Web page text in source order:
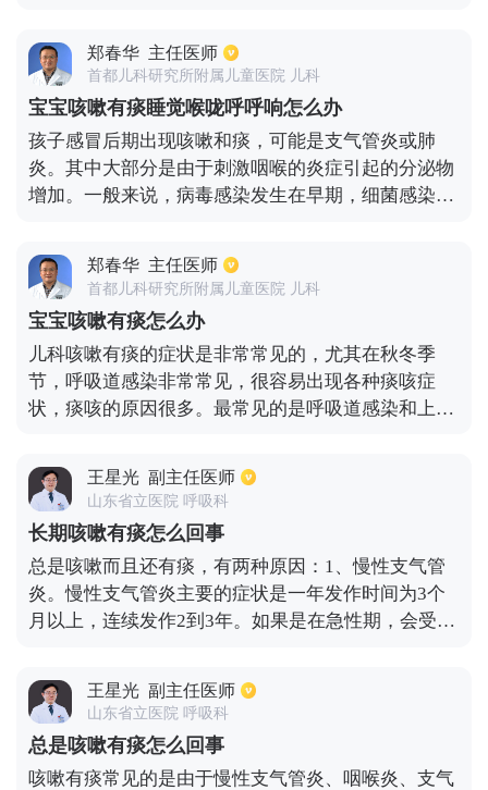
依据相关的实验室检查和影像学检查来进行选用，同
时也要注意病情的变化和治疗效果，随时调整药物治
疗。
况，在使用静脉点滴抗生素的同时，还可以添加头孢
曲松钠或头孢哌酮，做消炎治疗。在治疗的阶段，还
可以结合化痰止咳类药物，比如牛黄蛇胆川贝液或肺
力咳合剂治疗。一般3~5天即可好转。
郑春华 主任医师
首都儿科研究所附属儿童医院 儿科
宝宝咳嗽有痰睡觉喉咙呼呼响怎么办
孩子感冒后期出现咳嗽和痰，可能是支气管炎或肺
炎。其中大部分是由于刺激咽喉的炎症引起的分泌物
增加。一般来说，病毒感染发生在早期，细菌感染发
部，同时保持呼吸道通畅。口服肺力咳合剂和氨溴索
糖浆，配合光疗或电疗，可促进肺部分泌物的吸收和
排出，严重时可雾化吸入同时加入抗病毒和抗感染，
同时进行治疗。你也可以煮一些川贝母和雪梨水。三
到五天左右，情况会慢慢好转。同时，要注意饮食，
不要吃生的、冷的、辣的、太甜的食物。
郑春华 主任医师
首都儿科研究所附属儿童医院 儿科
宝宝咳嗽有痰怎么办
儿科咳嗽有痰的症状是非常常见的，尤其在秋冬季
节，呼吸道感染非常常见，很容易出现各种痰咳症
状，痰咳的原因很多。最常见的是呼吸道感染和上呼
炎等。如果有不适当的饮食或消化道症状，类似的症
状也有可能会发生。如果出现咳嗽和痰的症状，首
先，保持大便通畅，以避免胃肠道症状。注意清淡饮
食，少吃太甜太咸的食物。这种食物可能导致痰的产
生和出现咳嗽的表现。如果有咳嗽和痰，你可以服用
一些镇咳和祛痰药物。儿童祛痰止咳颗粒或氨溴索口
服液是常用药物。同时，你应该注意是否有其他症
果有支气管炎或肺炎，你需要口服抗生素进行治疗。
然而，如果有明显的肺炎，口服药物治疗可能无法控
制它。也有必要考虑输液治疗，使儿童可以翻身，拍
背排痰，以避免坚持和难以出院。
王星光 副主任医师
山东省立医院 呼吸科
长期咳嗽有痰怎么回事
总是咳嗽而且还有痰，有两种原因：1、慢性支气管
炎。慢性支气管炎主要的症状是一年发作时间为3个
月以上，连续发作2到3年。如果是在急性期，会受到
方式，选择合适敏感的抗生素治疗。2、支气管扩
张。支气管扩张主要的症状是早上会有许多脓臭痰，
急性期也会出现炎症感染。对于支气管扩张的患者，
可以每天早晨做体位排痰，也就是呈现青蛙趴的姿
势，家人拍患者的背部，从而促进痰液排出来，排痰
王星光 副主任医师
山东省立医院 呼吸科
总是咳嗽有痰怎么回事
咳嗽有痰常见的是由于慢性支气管炎、咽喉炎、支气